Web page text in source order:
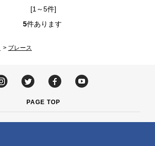
[1～5件]
5件あります
> ブレース
PAGE TOP